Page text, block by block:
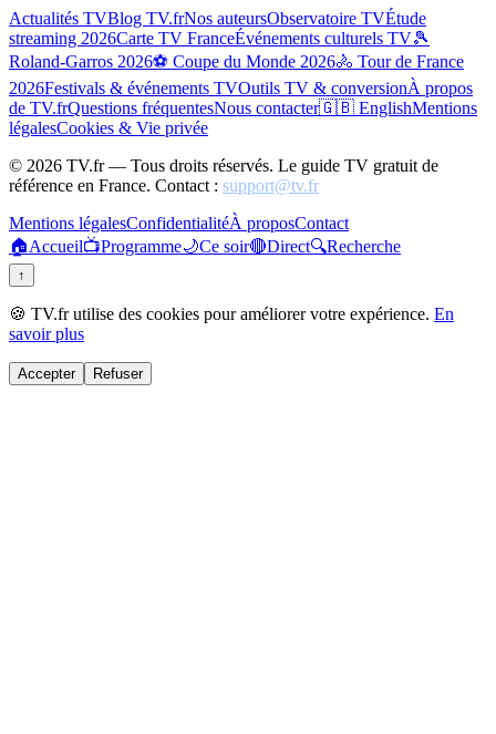
Actualités TVBlog TV.frNos auteursObservatoire TVÉtude
streaming 2026Carte TV FranceÉvénements culturels TV🎾
Roland-Garros 2026⚽ Coupe du Monde 2026🚴 Tour de France
2026Festivals & événements TVOutils TV & conversionÀ propos
de TV.frQuestions fréquentesNous contacter🇬🇧 EnglishMentions
légalesCookies & Vie privée
© 2026 TV.fr — Tous droits réservés. Le guide TV gratuit de
référence en France. Contact : support@tv.fr
Mentions légalesConfidentialitéÀ proposContact
🏠Accueil📺Programme🌙Ce soir🔴Direct🔍Recherche
↑
🍪 TV.fr utilise des cookies pour améliorer votre expérience. En
savoir plus
Accepter Refuser